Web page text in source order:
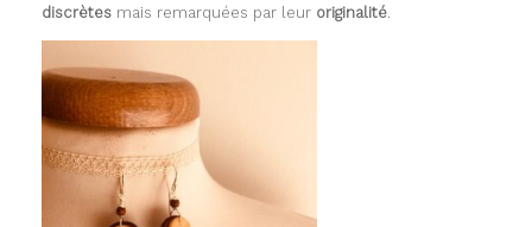
discrètes mais remarquées par leur originalité.